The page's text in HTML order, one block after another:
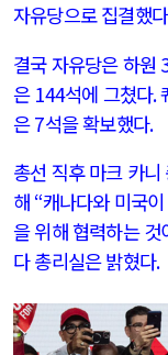
자유당으로 집결했다
결국 자유당은 하원
은 144석에 그쳤다.
은7석을 확보했다.
총선 직후 마크 카
해 “캐나다와 미국
을 위해 협력하는
다 총리실은 밝혔다.